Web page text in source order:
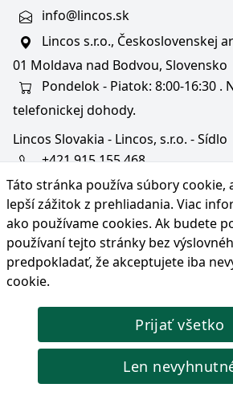
Táto stránka používa súbory cookie,
lepší zážitok z prehliadania. Viac
ako používame cookies. Ak budete
používaní tejto stránky bez
predpokladať, že akceptujete iba
cookie.
Prijať všetko
Len
info@lincos.sk
Lincos s.r.o., Československej
01 Moldava nad Bodvou, Slovensko
Pondelok - Piatok: 8:00-16:30 .
telefonickej dohody.
Lincos Slovakia - Lincos, s.r.o. - Sídlo
+421 915 155 468
+36/30 343 6714
bratislava@lincos.sk
Lincos s.r.o., Rustaveliho 4, 831
Rača, Slovensko
Iba sídlo firmy
© Copyright 2026 Lincos s.r.o.,